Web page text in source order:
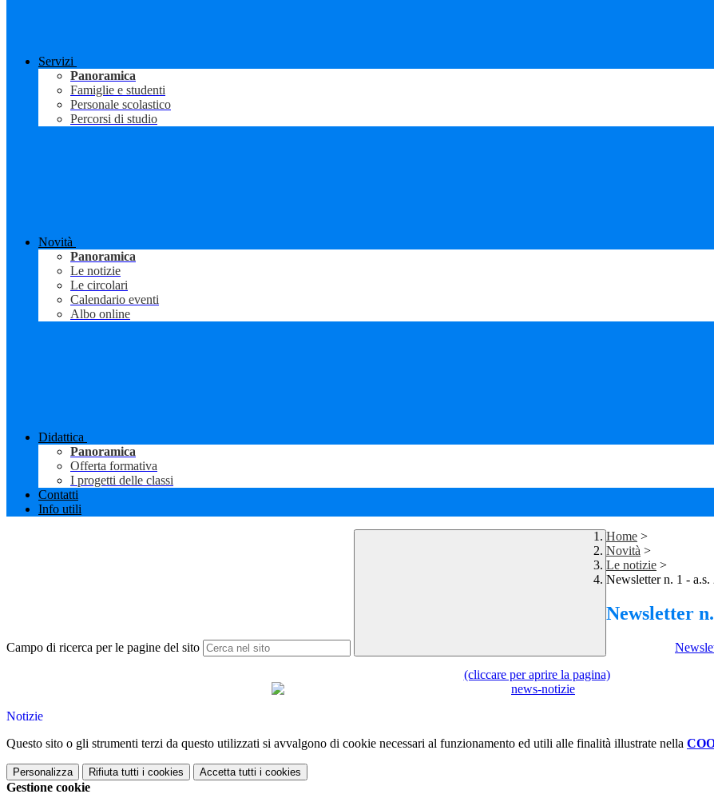
Servizi
Panoramica
Famiglie e studenti
Personale scolastico
Percorsi di studio
Novità
Panoramica
Le notizie
Le circolari
Calendario eventi
Albo online
Didattica
Panoramica
Offerta formativa
I progetti delle classi
Contatti
Info utili
Campo di ricerca per le pagine del sito
Home >
Novità >
Le notizie >
Newsletter n. 1 - a.s.
Newsletter
(cliccare per aprire la pagina)
Notizie
Questo sito o gli strumenti terzi da questo utilizzati si avvalgono di cookie necessari al funzionamento ed utili alle finalità illustrate nella
Personalizza Rifiuta tutti i cookies Accetta tutti i cookies
Gestione cookie